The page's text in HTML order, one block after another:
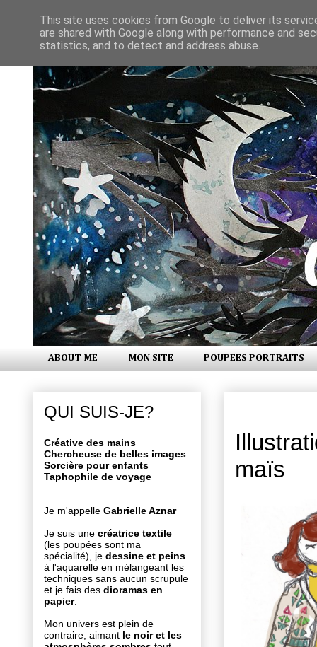
ABOUT ME MON SITE POUPEES PORTRAITS
maïs
QUI SUIS-JE?
Créative des mains
Chercheuse de belles images
Sorcière pour enfants
Taphophile de voyage
Je m'appelle Gabrielle Aznar
Je suis une créatrice textile
(les poupées sont ma
spécialité), je dessine et peins
à l'aquarelle en mélangeant les
techniques sans aucun scrupule
et je fais des dioramas en
papier.
Mon univers est plein de
contraire, aimant le noir et les
This site uses cookies from Google to deliver its
are shared with Google along with performance and
statistics, and to detect and address abuse.